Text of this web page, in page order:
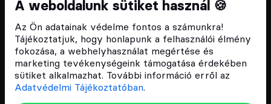
A weboldalunk sütiket használ 🍪
Az Ön adatainak védelme fontos a számunkra!
Tájékoztatjuk, hogy honlapunk a felhasználói élmény
fokozása, a webhelyhasználat megértése és
marketing tevékenységeink támogatása érdekében
sütiket alkalmazhat. További információ erről az
Adatvédelmi Tájékoztatóban.
Feliratkozom a hírlevélre